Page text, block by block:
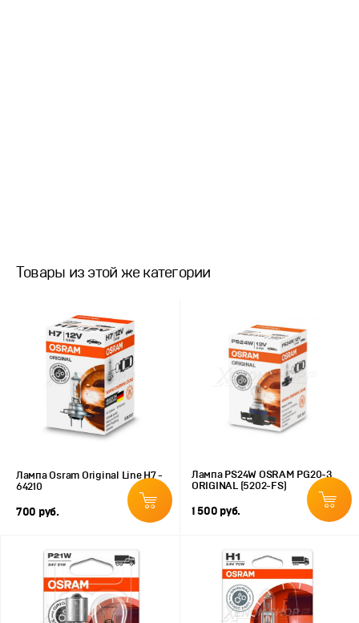
Товары из этой же категории
Лампа Osram Original Line H7 -
64210
700 руб.
Лампа PS24W OSRAM PG20-3
ORIGINAL (5202-FS)
1 500 руб.